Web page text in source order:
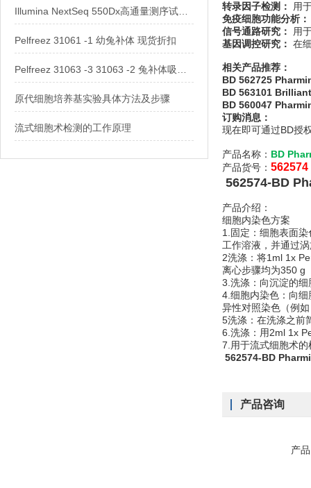
Pelfreez 31061 -1 幼兔补体 现货折扣
原代细胞培养基实验具体方法及步骤
流式细胞术检测的工作原理
转录因子检测：
用
免疫细胞功能分析：
信号通路研究：
用
基因调控研究： 在
相关产品推荐：
BD 562725
BD 563101
BD 560047
订购消息：
现在即可通过BD授
产品名称： BD
产品货号： 562574
562574-BD
产品介绍：
细胞内染色方案
1.固定：细胞表面
工作溶液，并通过
2洗涤：将1ml 1x
离心步骤均为350 g
3.洗涤：向沉淀的
4.细胞内染色：向
异性对照染色（例
5洗涤：在洗涤之前
6.洗涤：用2ml 1x
7.用于流式细胞术
562574-BD
产品咨询
产